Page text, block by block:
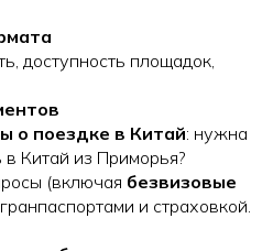
доступность площадок,
о поездке в Китай: нужна
в Китай из Приморья?
(включая безвизовые
и страховкой.